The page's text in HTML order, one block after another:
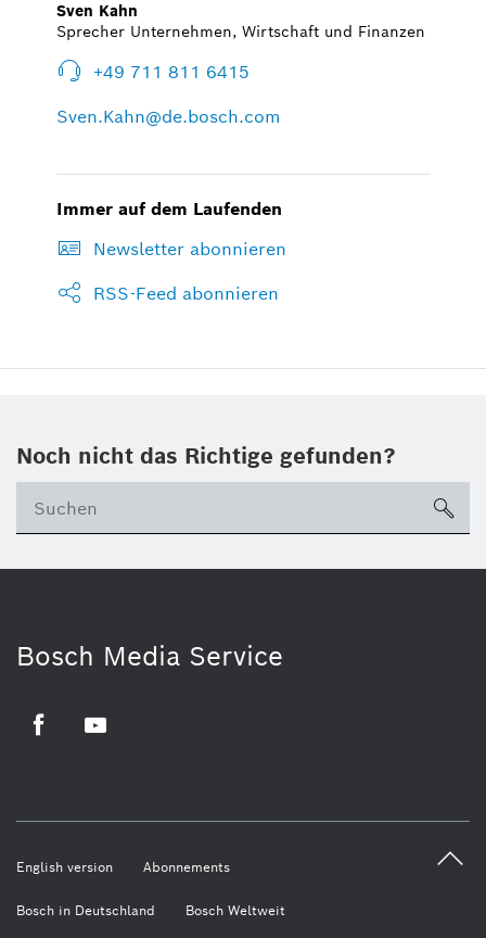
Sven Kahn
Sprecher Unternehmen, Wirtschaft und Finanzen
+49 711 811 6415
Sven.Kahn@de.bosch.com
Immer auf dem Laufenden
Newsletter abonnieren
RSS-Feed abonnieren
Noch nicht das Richtige gefunden?
Bosch Media Service
English version Abonnements
Bosch in Deutschland Bosch Weltweit